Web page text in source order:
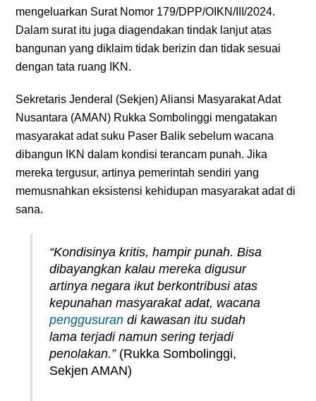
mengeluarkan Surat Nomor 179/DPP/OIKN/III/2024.
Dalam surat itu juga diagendakan tindak lanjut atas
bangunan yang diklaim tidak berizin dan tidak sesuai
dengan tata ruang IKN.
Sekretaris Jenderal (Sekjen) Aliansi Masyarakat Adat
Nusantara (AMAN) Rukka Sombolinggi mengatakan
masyarakat adat suku Paser Balik sebelum wacana
dibangun IKN dalam kondisi terancam punah. Jika
mereka tergusur, artinya pemerintah sendiri yang
memusnahkan eksistensi kehidupan masyarakat adat di
sana.
“Kondisinya kritis, hampir punah. Bisa
dibayangkan kalau mereka digusur
artinya negara ikut berkontribusi atas
kepunahan masyarakat adat, wacana
penggusuran di kawasan itu sudah
lama terjadi namun sering terjadi
penolakan.” (Rukka Sombolinggi,
Sekjen AMAN)